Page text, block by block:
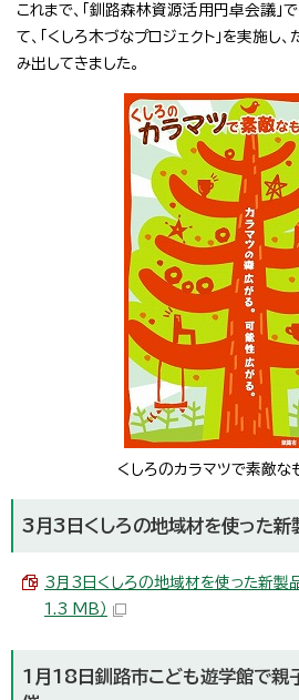
これまで、「釧路森林資源活用円卓会議」
て、「くしろ木づなプロジェクト」を実施し
み出してきました。
くしろのカラマツで素敵な
3月3日くしろの地域材を使った新
3月3日くしろの地域材を使った新製
1.3 MB）
1月18日釧路市こども遊学館で親